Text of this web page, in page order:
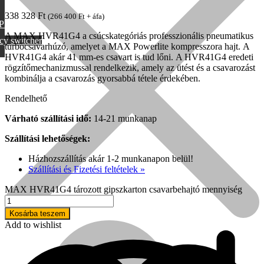
MAX
switcher
338 328Ft (266 400Ft + áfa)
A MAX HVR41G4 a csúcskategóriás professzionális pneumatikus
turbócsavarhúzó, amelyet a MAX Powerlite kompresszora hajt. A
HVR41G4 akár 41 mm-es csavart is tud lőni. A HVR41G4 eredeti
rögzítőmechanizmussal rendelkezik, amely az ütést és a csavarozást
kombinálja a csavarozás gyorsabbá tétele érdekében.
Rendelhető
Várható szállítási idő: 14-21 munkanap
Szállítási lehetőségek:
Házhozszállítás akár 1-2 munkanapon belül!
Szállítási és Fizetési feltételek »
MAX HVR41G4 tározott gipszkarton csavarbehajtó mennyiség
Kosárba teszem
Add to wishlist